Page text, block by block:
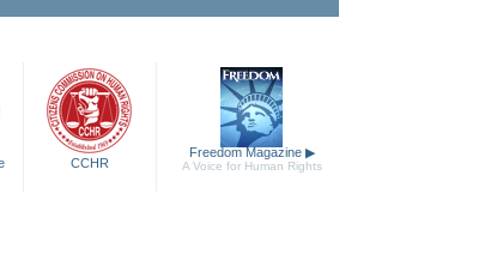
CCHR
Freedom Magazine ▶
A Voice for Human Rights